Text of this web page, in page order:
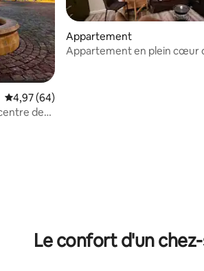
Évaluation moyenne sur la base de 64
4,97 (64)
de
Appartement
Appartement en plein cœur
Le confort d'un